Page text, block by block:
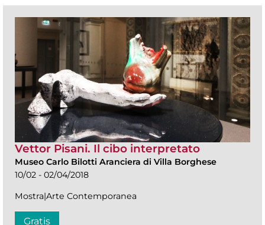
Vettor Pisani. Il cibo interpretato
Museo Carlo Bilotti Aranciera di Villa Borghese
10/02 - 02/04/2018
Mostra|Arte Contemporanea
Gratis